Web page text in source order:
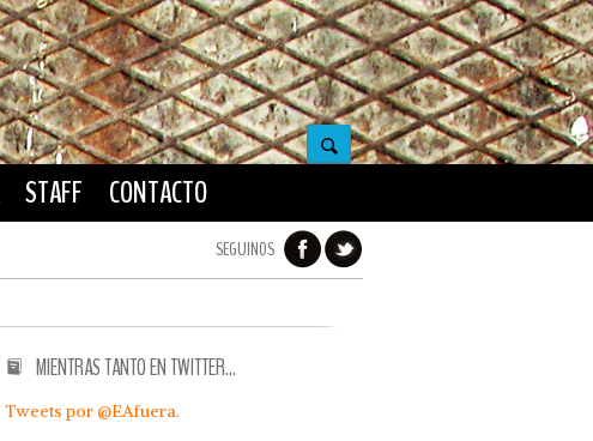
STAFF CONTACTO
SEGUINOS
MIENTRAS TANTO EN TWITTER…
Tweets por @EAfuera.